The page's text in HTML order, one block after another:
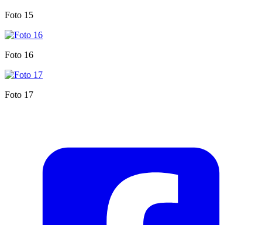
Foto 15
Foto 16
Foto 17